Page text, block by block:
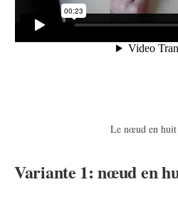
Le nœud en
Variante 1: nœud en